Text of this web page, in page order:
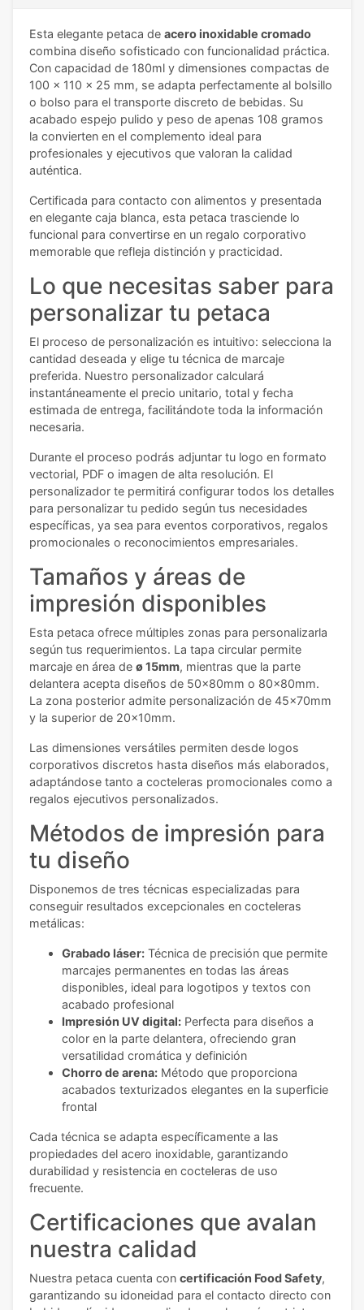
Esta elegante petaca de acero inoxidable cromado
combina diseño sofisticado con funcionalidad práctica.
Con capacidad de 180ml y dimensiones compactas de
100 x 110 x 25 mm, se adapta perfectamente al bolsillo
o bolso para el transporte discreto de bebidas. Su
acabado espejo pulido y peso de apenas 108 gramos
la convierten en el complemento ideal para
profesionales y ejecutivos que valoran la calidad
auténtica.
Certificada para contacto con alimentos y presentada
en elegante caja blanca, esta petaca trasciende lo
funcional para convertirse en un regalo corporativo
memorable que refleja distinción y practicidad.
Lo que necesitas saber para
personalizar tu petaca
El proceso de personalización es intuitivo: selecciona la
cantidad deseada y elige tu técnica de marcaje
preferida. Nuestro personalizador calculará
instantáneamente el precio unitario, total y fecha
estimada de entrega, facilitándote toda la información
necesaria.
Durante el proceso podrás adjuntar tu logo en formato
vectorial, PDF o imagen de alta resolución. El
personalizador te permitirá configurar todos los detalles
para personalizar tu pedido según tus necesidades
específicas, ya sea para eventos corporativos, regalos
promocionales o reconocimientos empresariales.
Tamaños y áreas de
impresión disponibles
Esta petaca ofrece múltiples zonas para personalizarla
según tus requerimientos. La tapa circular permite
marcaje en área de ø 15mm, mientras que la parte
delantera acepta diseños de 50x80mm o 80x80mm.
La zona posterior admite personalización de 45x70mm
y la superior de 20x10mm.
Las dimensiones versátiles permiten desde logos
corporativos discretos hasta diseños más elaborados,
adaptándose tanto a cocteleras promocionales como a
regalos ejecutivos personalizados.
Métodos de impresión para
tu diseño
Disponemos de tres técnicas especializadas para
conseguir resultados excepcionales en cocteleras
metálicas:
Grabado láser: Técnica de precisión que permite
marcajes permanentes en todas las áreas
disponibles, ideal para logotipos y textos con
acabado profesional
Impresión UV digital: Perfecta para diseños a
color en la parte delantera, ofreciendo gran
versatilidad cromática y definición
Chorro de arena: Método que proporciona
acabados texturizados elegantes en la superficie
frontal
Cada técnica se adapta específicamente a las
propiedades del acero inoxidable, garantizando
durabilidad y resistencia en cocteleras de uso
frecuente.
Certificaciones que avalan
nuestra calidad
Nuestra petaca cuenta con certificación Food Safety,
garantizando su idoneidad para el contacto directo con